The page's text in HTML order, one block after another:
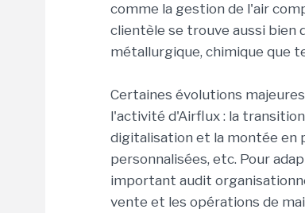
comme la gestion de l'air
clientèle se trouve aussi bien
métallurgique, chimique que
Certaines évolutions
l'activité d'Airflux : la
digitalisation et la montée en
personnalisées, etc. Pour
important audit
vente et les opérations de